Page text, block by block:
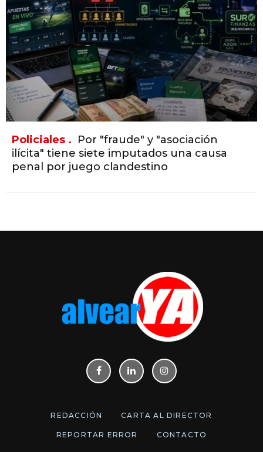
Policiales . Por "fraude" y "asociación
ilícita" tiene siete imputados una causa
penal por juego clandestino
REDACCIÓN CARTA AL DIRECTOR
REPORTAR ERROR CONTACTO